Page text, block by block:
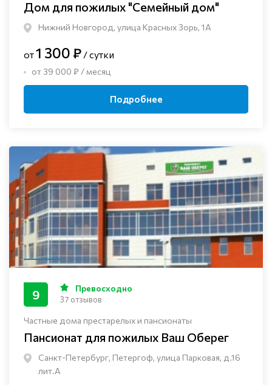
Дом для пожилых "Семейный дом"
Нижний Новгород, улица Красных Зорь, 1А
от1 300 ₽ / сутки
от 39 000 ₽ / месяц
Подробнее
Частные дома престарелых и пансионаты
Пансионат для пожилых Ваш Оберег
Санкт-Петербург, Петергоф, улица Парковая, д.16
лит.А
9 Превосходно
37 отзывов